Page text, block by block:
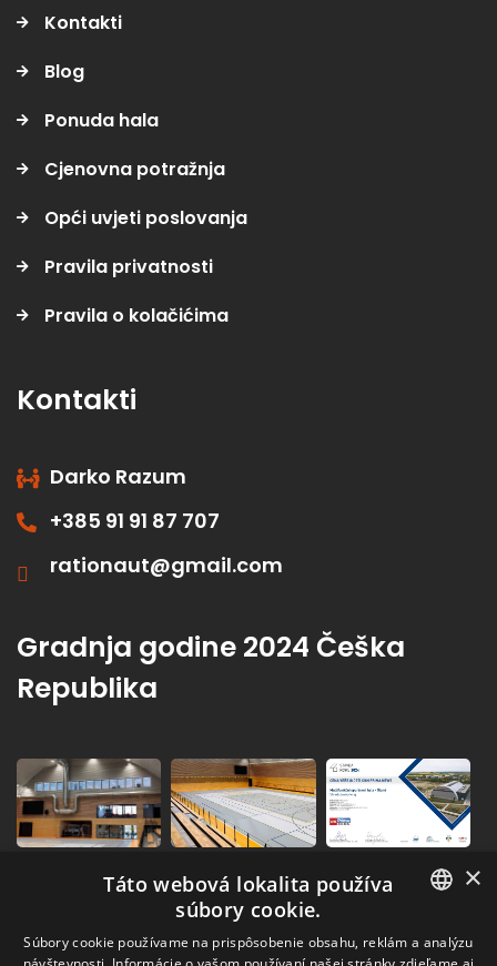
Kontakti
Blog
Ponuda hala
Cjenovna potražnja
Opći uvjeti poslovanja
Pravila privatnosti
Pravila o kolačićima
Kontakti
Darko Razum
+385 91 91 87 707
rationaut@gmail.com
Gradnja godine 2024 Češka
Republika
SLOVAK
×
Táto webová lokalita používa
súbory cookie.
Súbory cookie používame na prispôsobenie obsahu, reklám a analýzu